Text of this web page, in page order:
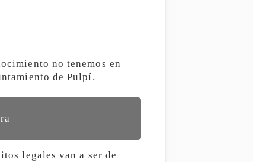
no tenemos en
de Pulpí.
legales van a ser de